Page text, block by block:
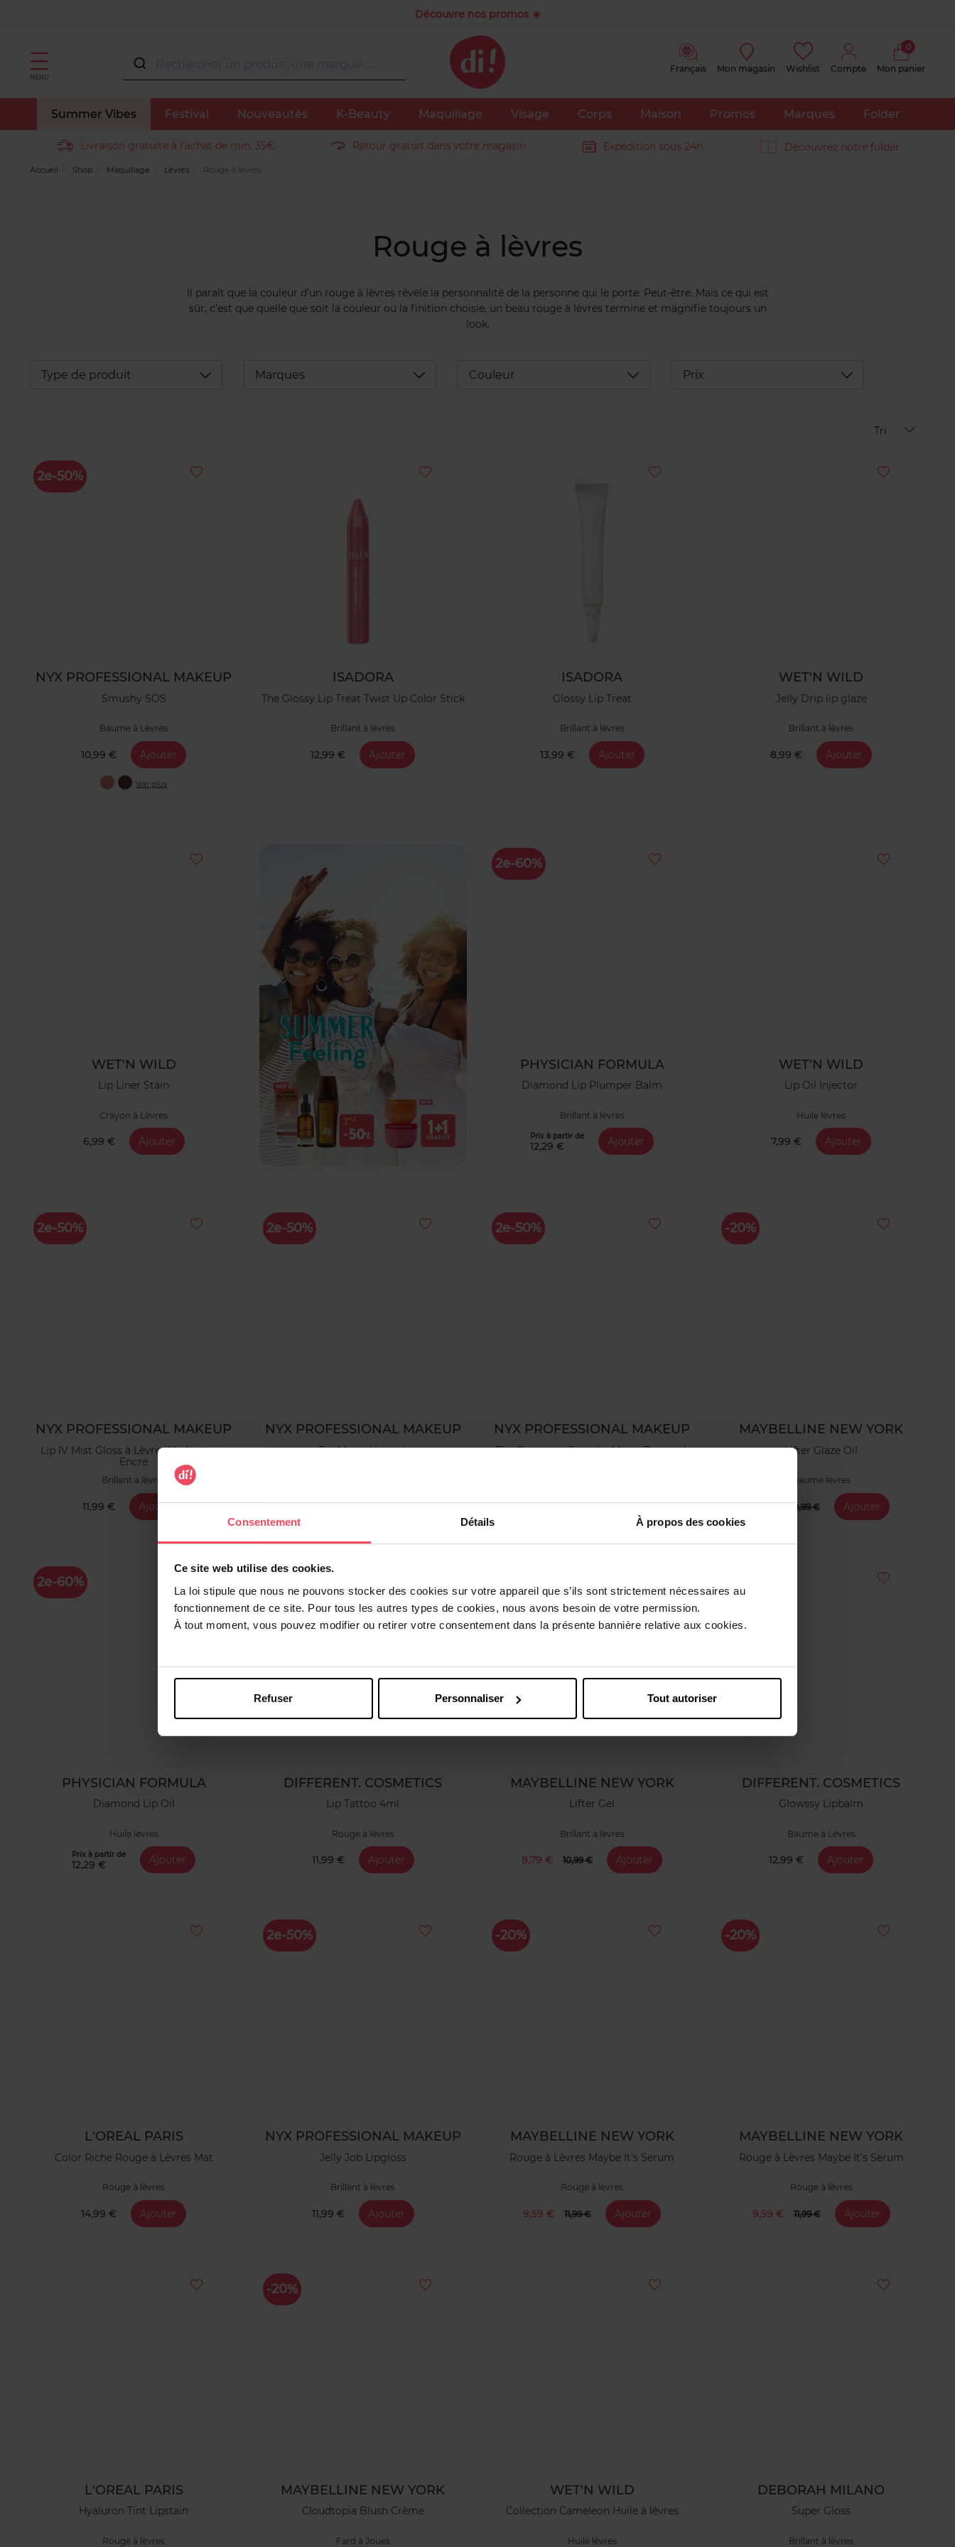
Consentement Détails À propos des cookies
Ce site web utilise des cookies.
La loi stipule que nous ne pouvons stocker des cookies sur votre appareil que s’ils sont strictement nécessaires au
fonctionnement de ce site. Pour tous les autres types de cookies, nous avons besoin de votre permission.
À tout moment, vous pouvez modifier ou retirer votre consentement dans la présente bannière relative aux cookies.
Refuser Personnaliser Tout autoriser
Découvre nos promos ☀️
MENU
Français Mon magasin Wishlist Compte Mon panier
0
Summer Vibes Festival Nouveautés K-Beauty Maquillage Visage Corps Maison Promos Marques Folder
Livraison gratuite à l'achat de min. 35€ Retour gratuit dans votre magasin Expédition sous 24h Découvrez notre folder
Accueil Shop Maquillage Lèvres Rouge à lèvres
Rouge à lèvres
Il paraît que la couleur d’un rouge à lèvres révèle la personnalité de la personne qui le porte. Peut-être. Mais ce qui est
sûr, c’est que quelle que soit la couleur ou la finition choisie, un beau rouge à lèvres termine et magnifie toujours un
look.
Type de produit Déplier Marques Déplier Couleur Déplier Prix Déplier
Tri
2e-50%
NYX PROFESSIONAL MAKEUP
Smushy SOS
Baume à Lèvres
10,99 € Ajouter
Voir plus
ISADORA
The Glossy Lip Treat Twist Up Color Stick
Brillant à lèvres
12,99 € Ajouter
ISADORA
Glossy Lip Treat
Brillant à lèvres
13,99 € Ajouter
WET'N WILD
Jelly Drip lip glaze
Brillant à lèvres
8,99 € Ajouter
WET'N WILD
Lip Liner Stain
Crayon à Lèvres
6,99 € Ajouter
2e-60%
PHYSICIAN FORMULA
Diamond Lip Plumper Balm
Brillant à lèvres
Prix à partir de
12,29 € Ajouter
WET'N WILD
Lip Oil Injector
Huile lèvres
7,99 € Ajouter
2e-50%
NYX PROFESSIONAL MAKEUP
Lip IV Mist Gloss à Lèvres Hydratant +
Encre
Brillant à lèvres
11,99 € Ajouter
2e-50%
NYX PROFESSIONAL MAKEUP
Fat Matte Lipstick
10,99 € Ajouter
2e-50%
NYX PROFESSIONAL MAKEUP
The Simpsons Smushy Matte Baume à
8,99 € Ajouter
-20%
MAYBELLINE NEW YORK
Lifter Glaze Oil
Baume lèvres
7,99 € 9,99 € Ajouter
2e-60%
PHYSICIAN FORMULA
Diamond Lip Oil
Huile lèvres
Prix à partir de
12,29 € Ajouter
DIFFERENT. COSMETICS
Lip Tattoo 4ml
Rouge à lèvres
11,99 € Ajouter
MAYBELLINE NEW YORK
Lifter Gel
Brillant à lèvres
8,79 € 10,99 € Ajouter
DIFFERENT. COSMETICS
Glowssy Lipbalm
Baume à Lèvres
12,99 € Ajouter
L'OREAL PARIS
Color Riche Rouge à Lèvres Mat
Rouge à lèvres
14,99 € Ajouter
2e-50%
NYX PROFESSIONAL MAKEUP
Jelly Job Lipgloss
Brillant à lèvres
11,99 € Ajouter
-20%
MAYBELLINE NEW YORK
Rouge à Lèvres Maybe It's Serum
Rouge à lèvres
9,59 € 11,99 € Ajouter
-20%
MAYBELLINE NEW YORK
Rouge à Lèvres Maybe It's Serum
Rouge à lèvres
9,59 € 11,99 € Ajouter
L'OREAL PARIS
Hyaluron Tint Lipstain
Rouge à lèvres
-20%
MAYBELLINE NEW YORK
Cloudtopia Blush Crème
Fard à Joues
WET'N WILD
Collection Cameleon Huile à lèvres
Huile lèvres
DEBORAH MILANO
Super Gloss
Brillant à lèvres